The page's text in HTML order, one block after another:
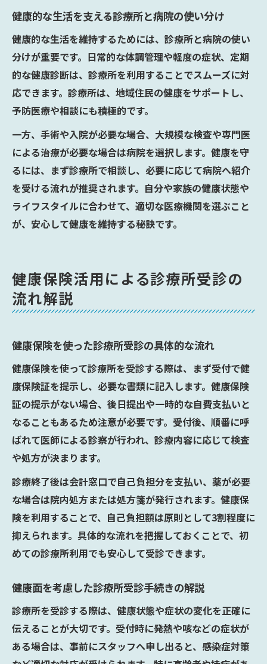
健康的な生活を支える診療所と病院の使い分け
健康的な生活を維持するためには、診療所と病院の使い
分けが重要です。日常的な体調管理や軽度の症状、定期
的な健康診断は、診療所を利用することでスムーズに対
応できます。診療所は、地域住民の健康をサポートし、
予防医療や相談にも積極的です。
一方、手術や入院が必要な場合、大規模な検査や専門医
による治療が必要な場合は病院を選択します。健康を守
るには、まず診療所で相談し、必要に応じて病院へ紹介
を受ける流れが推奨されます。自分や家族の健康状態や
ライフスタイルに合わせて、適切な医療機関を選ぶこと
が、安心して健康を維持する秘訣です。
健康保険活用による診療所受診の
流れ解説
健康保険を使った診療所受診の具体的な流れ
健康保険を使って診療所を受診する際は、まず受付で健
康保険証を提示し、必要な書類に記入します。健康保険
証の提示がない場合、後日提出や一時的な自費支払いと
なることもあるため注意が必要です。受付後、順番に呼
ばれて医師による診察が行われ、診療内容に応じて検査
や処方が決まります。
診療終了後は会計窓口で自己負担分を支払い、薬が必要
な場合は院内処方または処方箋が発行されます。健康保
険を利用することで、自己負担額は原則として3割程度に
抑えられます。具体的な流れを把握しておくことで、初
めての診療所利用でも安心して受診できます。
健康面を考慮した診療所受診手続きの解説
診療所を受診する際は、健康状態や症状の変化を正確に
伝えることが大切です。受付時に発熱や咳などの症状が
ある場合は、事前にスタッフへ申し出ると、感染症対策